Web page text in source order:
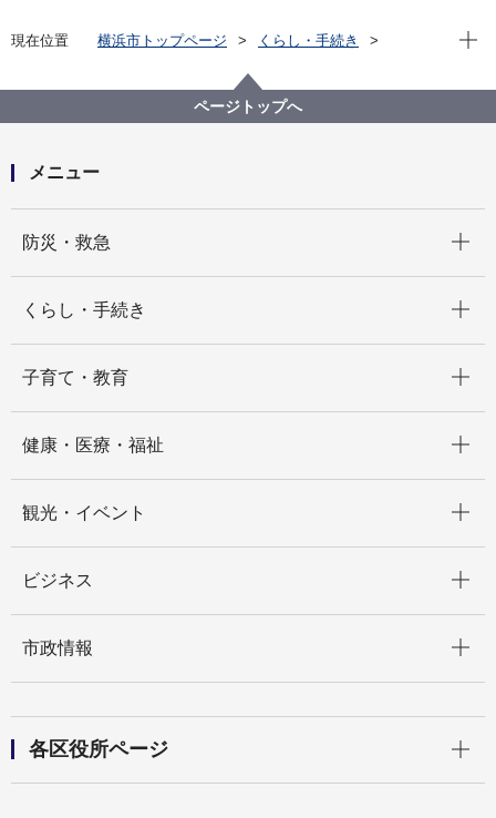
現在位置 横浜市トップページ
くらし・手続き
歴史を生かしたまちづくり
歴史を生かしたまちづくり横濱新聞
現在
ページトップへ
メニュー
防災・救急
くらし・手続き
子育て・教育
健康・医療・福祉
観光・イベント
ビジネス
市政情報
各区役所ページ